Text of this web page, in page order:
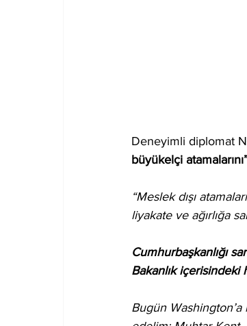
Deneyimli diplomat
büyükelçi
“Meslek dışı
liyakate ve ağırlığa
Cumhurbaşkanlığı
Bakanlık içerisindeki
Bugün